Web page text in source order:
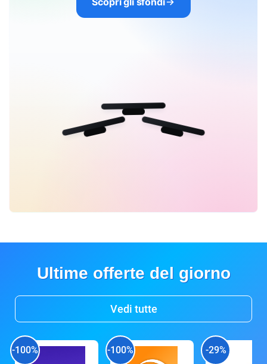
Ultime offerte del giorno
Vedi tutte
-100% -100% -29%